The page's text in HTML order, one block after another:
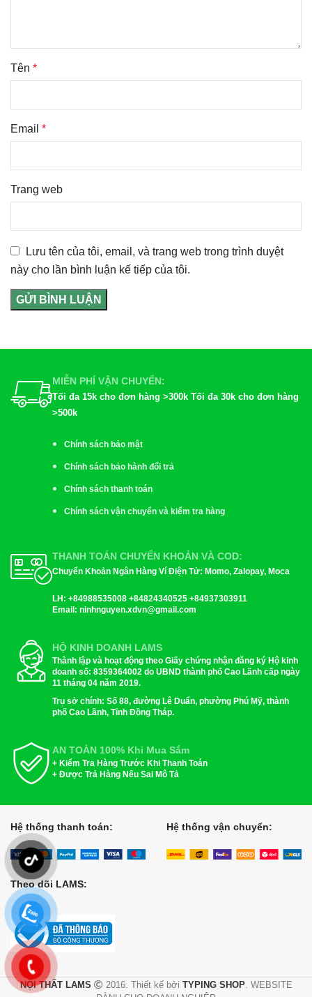
Tên *
Email *
Trang web
Lưu tên của tôi, email, và trang web trong trình duyệt
này cho lần bình luận kế tiếp của tôi.
MIỄN PHÍ VẬN CHUYỂN:
Tối đa 15k cho đơn hàng >300k Tối đa 30k cho đơn hàng
>500k
Chính sách bảo mật
Chính sách bảo hành đổi trả
Chính sách thanh toán
Chính sách vận chuyển và kiểm tra hàng
THANH TOÁN CHUYỂN KHOẢN VÀ COD:
Chuyển Khoản Ngân Hàng Ví Điện Tử: Momo, Zalopay, Moca
LH: +84988535008 +84824340525 +84937303911
Email: ninhnguyen.xdvn@gmail.com
HỘ KINH DOANH LAMS
Thành lập và hoạt động theo Giấy chứng nhận đăng ký Hộ kinh
doanh số: 8359364002 do UBND thành phố Cao Lãnh cấp ngày
11 tháng 04 năm 2019.
Trụ sở chính: Số 88, đường Lê Duẩn, phường Phú Mỹ, thành
phố Cao Lãnh, Tỉnh Đồng Tháp.
AN TOÀN 100% Khi Mua Sắm
+ Kiểm Tra Hàng Trước Khi Thanh Toán
+ Được Trả Hàng Nếu Sai Mô Tả
Hệ thống thanh toán: Hệ thống vận chuyển:
Theo dõi LAMS:
NỘI THẤT LAMS 2016. Thiết kế bởi TYPING SHOP. WEBSITE